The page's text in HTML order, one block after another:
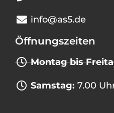
info@as5.de
Öffnungszeiten
Montag bis
Samstag:7.00